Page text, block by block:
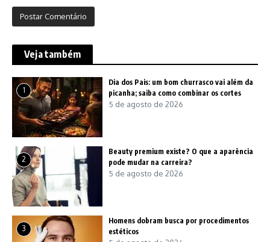
Veja também
1
Dia dos Pais: um bom churrasco vai além da
picanha; saiba como combinar os cortes
5 de agosto de 2026
2
Beauty premium existe? O que a aparência
pode mudar na carreira?
5 de agosto de 2026
3
Homens dobram busca por procedimentos
estéticos